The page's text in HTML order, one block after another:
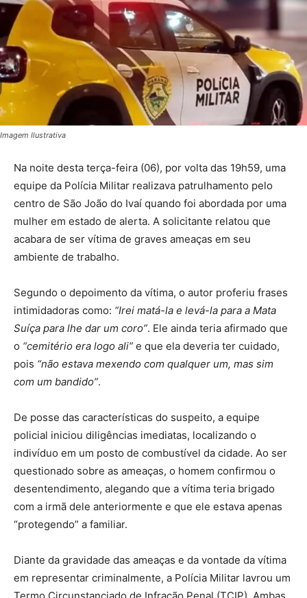
Imagem Ilustrativa
Na noite desta terça-feira (06), por volta das 19h59, uma
equipe da Polícia Militar realizava patrulhamento pelo
centro de São João do Ivaí quando foi abordada por uma
mulher em estado de alerta. A solicitante relatou que
acabara de ser vítima de graves ameaças em seu
ambiente de trabalho.
Segundo o depoimento da vítima, o autor proferiu frases
intimidadoras como: “Irei matá-la e levá-la para a Mata
Suíça para lhe dar um coro”. Ele ainda teria afirmado que
o “cemitério era logo ali” e que ela deveria ter cuidado,
pois “não estava mexendo com qualquer um, mas sim
com um bandido”.
De posse das características do suspeito, a equipe
policial iniciou diligências imediatas, localizando o
indivíduo em um posto de combustível da cidade. Ao ser
questionado sobre as ameaças, o homem confirmou o
desentendimento, alegando que a vítima teria brigado
com a irmã dele anteriormente e que ele estava apenas
“protegendo” a familiar.
Diante da gravidade das ameaças e da vontade da vítima
em representar criminalmente, a Polícia Militar lavrou um